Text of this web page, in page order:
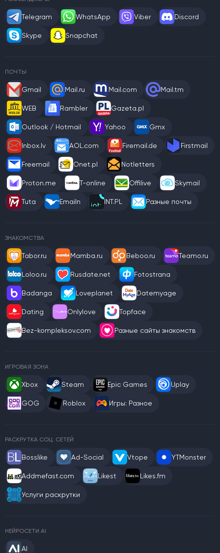
Telegram WhatsApp Viber Discord
Skype Snapchat
ПОЧТЫ
Gmail Mail.ru Mail.com Mail.tm
WEB Rambler Gazeta.pl
Outlook / Hotmail Yahoo Gmx
Inbox.lv AOL.com Firemail.de Firstmail
Freemail Onet.pl Notletters
Proton.me T-online Offilive Skymail
Tuta Emailn INT.PL Разные почты
ЗНАКОМСТВА
Tabor.ru Mamba.ru Beboo.ru Teamo.ru
Loloo.ru Rusdate.net Fotostrana
Badanga Loveplanet Datemyage
Dating Onlylove Topface
Bez-kompleksov.com Разные сайты знакомств
ИГРОВАЯ ЗОНА
Xbox Steam Epic Games Uplay
GOG Roblox Игры: Разное
РАСКРУТКА СОЦ. СЕТЕЙ
Bosslike Ad-Social Vtope YTMonster
Addmefast.com Likest Likes.fm
Услуги раскрутки
НЕЙРОСЕТИ AI
AI